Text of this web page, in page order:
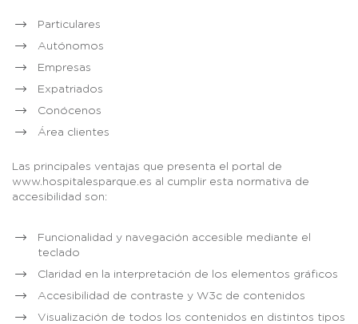
Particulares
Autónomos
Empresas
Expatriados
Conócenos
Área clientes
Las principales ventajas que presenta el portal de
www.hospitalesparque.es al cumplir esta normativa de
accesibilidad son:
Funcionalidad y navegación accesible mediante el
teclado
Claridad en la interpretación de los elementos gráficos
Accesibilidad de contraste y W3c de contenidos
Visualización de todos los contenidos en distintos tipos